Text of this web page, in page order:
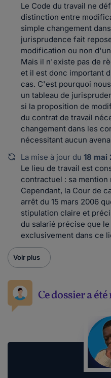
Le Code du travail ne
distinction entre
simple changement
jurisprudence fait
modification ou non
Mais il n'existe pas de
et il est donc important
cas. C'est pourquoi
un tableau de
si la proposition de
du contrat de travail
changement dans les
nécessitant aucun
La mise à jour du 18 mai
Le lieu de travail est
contractuel : sa mention
Cependant, la Cour de
arrêt du 15 mars 2006
stipulation claire et
du salarié précise que
exclusivement dans ce
Voir plus
Ce dossier a